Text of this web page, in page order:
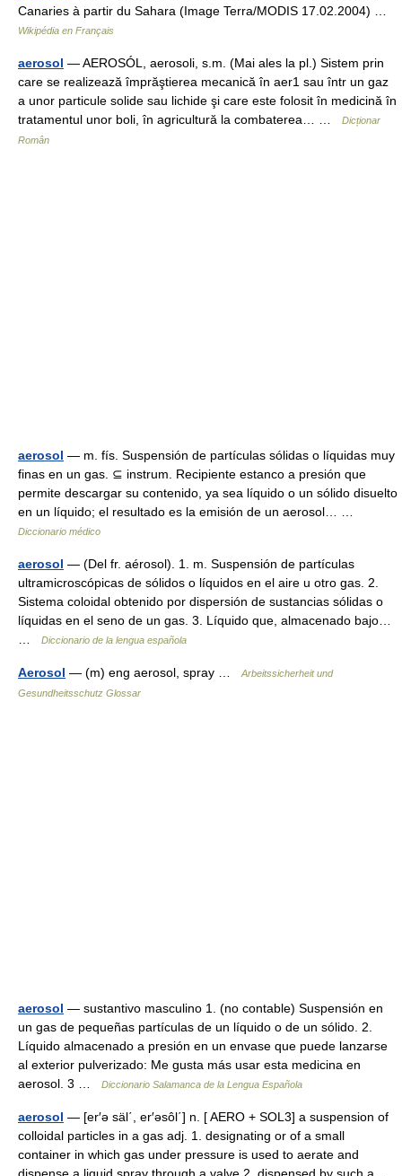
Canaries à partir du Sahara (Image Terra/MODIS 17.02.2004) …
Wikipédia en Français
aerosol — AEROSÓL, aerosoli, s.m. (Mai ales la pl.) Sistem prin
care se realizează împrăştierea mecanică în aer1 sau într un gaz
a unor particule solide sau lichide şi care este folosit în medicină în
tratamentul unor boli, în agricultură la combaterea… …
Dicționar
Român
aerosol — m. fís. Suspensión de partículas sólidas o líquidas muy
finas en un gas. ⊆ instrum. Recipiente estanco a presión que
permite descargar su contenido, ya sea líquido o un sólido disuelto
en un líquido; el resultado es la emisión de un aerosol… …
Diccionario médico
aerosol — (Del fr. aérosol). 1. m. Suspensión de partículas
ultramicroscópicas de sólidos o líquidos en el aire u otro gas. 2.
Sistema coloidal obtenido por dispersión de sustancias sólidas o
líquidas en el seno de un gas. 3. Líquido que, almacenado bajo…
Diccionario de la lengua española
Aerosol — (m) eng aerosol, spray …
Arbeitssicherheit und
Gesundheitsschutz Glossar
aerosol — sustantivo masculino 1. (no contable) Suspensión en
un gas de pequeñas partículas de un líquido o de un sólido. 2.
Líquido almacenado a presión en un envase que puede lanzarse
al exterior pulverizado: Me gusta más usar esta medicina en
aerosol. 3 …
Diccionario Salamanca de la Lengua Española
aerosol — [er′ə säl΄, er′əsôl΄] n. [ AERO + SOL3] a suspension of
colloidal particles in a gas adj. 1. designating or of a small
container in which gas under pressure is used to aerate and